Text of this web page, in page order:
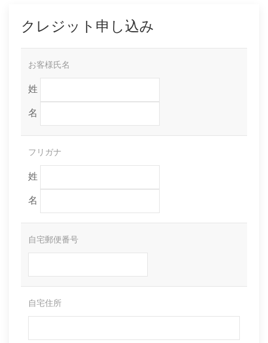
クレジット申し込み
お客様氏名
姓
名
フリガナ
姓
名
自宅郵便番号
自宅住所